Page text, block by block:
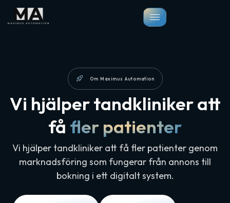
Om Maximus Automation
Vi hjälper tandkliniker att
få fler patienter
Vi hjälper tandkliniker att få fler patienter genom
marknadsföring som fungerar från annons till
bokning i ett digitalt system.